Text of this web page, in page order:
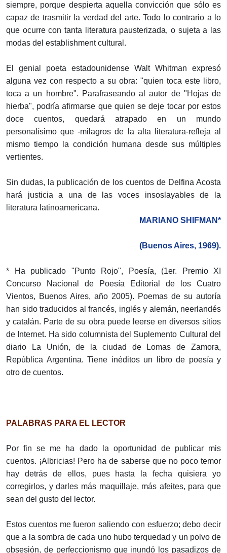
siempre, porque despierta aquella convicción que sólo es
capaz de trasmitir la verdad del arte. Todo lo contrario a lo
que ocurre con tanta literatura pausterizada, o sujeta a las
modas del establishment cultural.
El genial poeta estadounidense Walt Whitman expresó
alguna vez con respecto a su obra: "quien toca este libro,
toca a un hombre". Parafraseando al autor de "Hojas de
hierba", podría afirmarse que quien se deje tocar por estos
doce cuentos, quedará atrapado en un mundo
personalísimo que -milagros de la alta literatura-refleja al
mismo tiempo la condición humana desde sus múltiples
vertientes.
Sin dudas, la publicación de los cuentos de Delfina Acosta
hará justicia a una de las voces insoslayables de la
literatura latinoamericana.
MARIANO SHIFMAN*
(Buenos Aires, 1969).
* Ha publicado "Punto Rojo", Poesía, (1er. Premio XI
Concurso Nacional de Poesía Editorial de los Cuatro
Vientos, Buenos Aires, año 2005). Poemas de su autoría
han sido traducidos al francés, inglés y alemán, neerlandés
y catalán. Parte de su obra puede leerse en diversos sitios
de Internet. Ha sido columnista del Suplemento Cultural del
diario La Unión, de la ciudad de Lomas de Zamora,
República Argentina. Tiene inéditos un libro de poesía y
otro de cuentos.
PALABRAS PARA EL LECTOR
Por fin se me ha dado la oportunidad de publicar mis
cuentos. ¡Albricias! Pero ha de saberse que no poco temor
hay detrás de ellos, pues hasta la fecha quisiera yo
corregirlos, y darles más maquillaje, más afeites, para que
sean del gusto del lector.
Estos cuentos me fueron saliendo con esfuerzo; debo decir
que a la sombra de cada uno hubo terquedad y un polvo de
obsesión, de perfeccionismo que inundó los pasadizos de